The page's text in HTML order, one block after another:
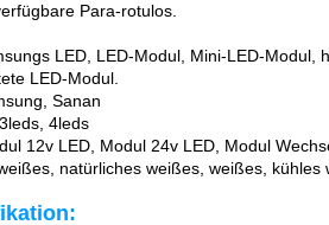
Para-rotulos.
LED, LED-Modul, Mini-LED-Modul,
LED-Modul.
Sanan
4leds
12v LED, Modul 24v LED, Modul
natürliches weißes, weißes,